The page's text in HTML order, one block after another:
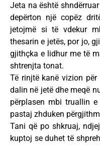
Jeta na është
depërton një copëz
jetojmë si të vdekur
thesarin e jetës, por jo,
gjithçka e lidhur me të
shtrenjta tonat.
Të rinjtë kanë vizion
dalin në jetë dhe meqë
përplasen mbi truallin
pastaj zhduken
Tani që po shkruaj,
kuptoj se duhet të